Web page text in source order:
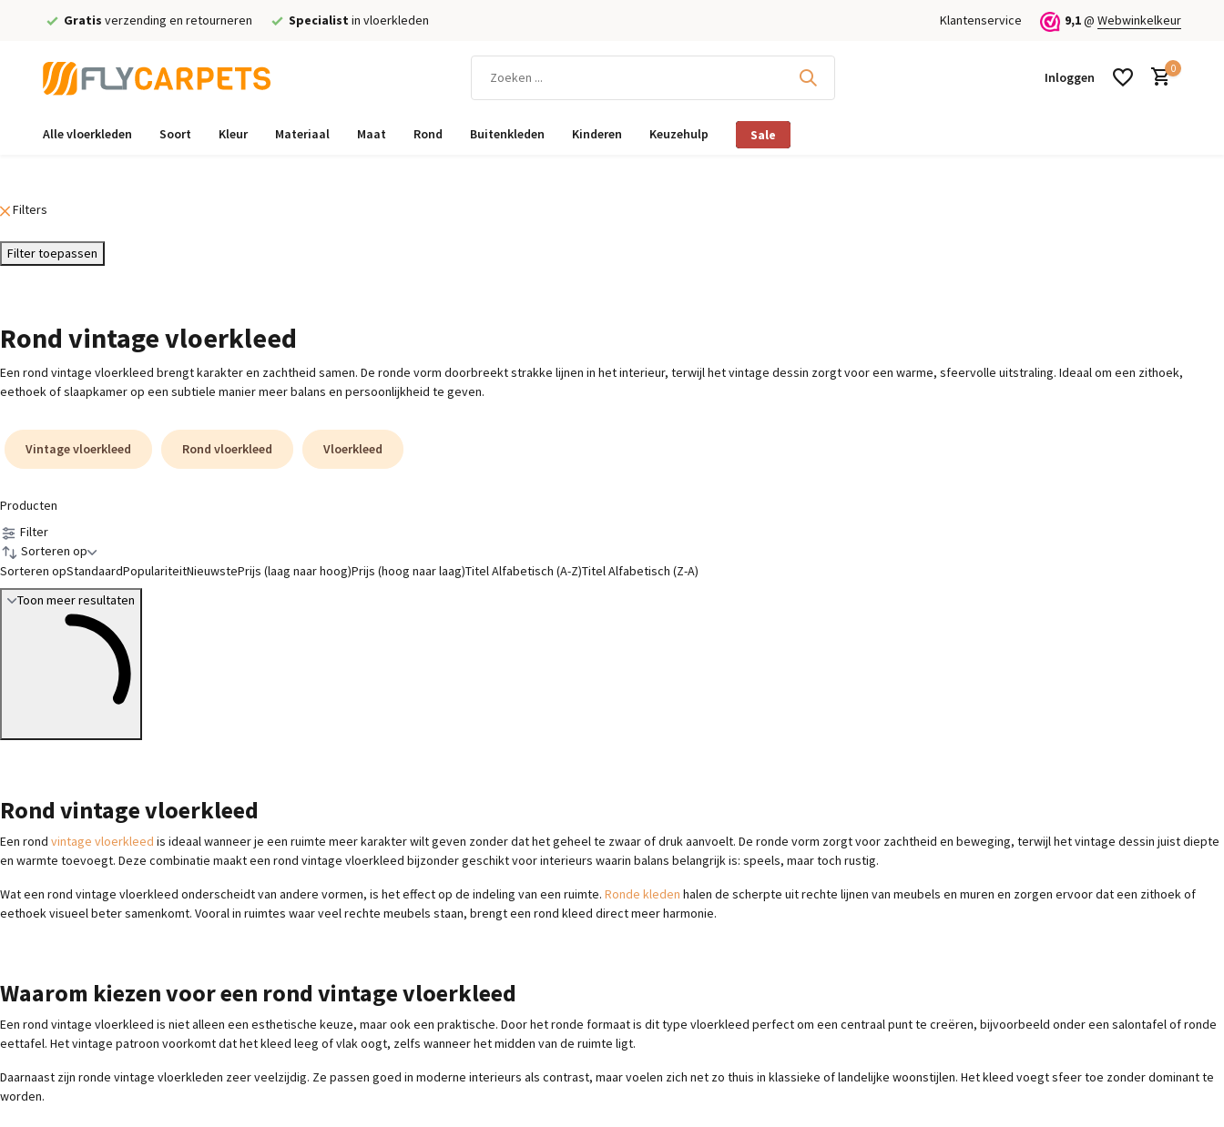
Gratis verzending en retourneren Specialist in vloerkleden Klantenservice 9,1@ Webwinkelkeur
Inloggen
0
Alle vloerkleden Soort Kleur Materiaal Maat Rond Buitenkleden Kinderen Keuzehulp Sale
Filters
Filter toepassen
Rond vintage vloerkleed
Een rond vintage vloerkleed brengt karakter en zachtheid samen. De ronde vorm doorbreekt strakke lijnen in het interieur, terwijl het vintage dessin zorgt voor een warme, sfeervolle uitstraling. Ideaal om een zithoek,
eethoek of slaapkamer op een subtiele manier meer balans en persoonlijkheid te geven.
Vintage vloerkleed Rond vloerkleed Vloerkleed
Producten
Filter
Sorteren op
Sorteren opStandaardPopulariteitNieuwstePrijs (laag naar hoog)Prijs (hoog naar laag)Titel Alfabetisch (A-Z)Titel Alfabetisch (Z-A)
Toon meer resultaten
Rond vintage vloerkleed
Een rond vintage vloerkleed is ideaal wanneer je een ruimte meer karakter wilt geven zonder dat het geheel te zwaar of druk aanvoelt. De ronde vorm zorgt voor zachtheid en beweging, terwijl het vintage dessin juist diepte
en warmte toevoegt. Deze combinatie maakt een rond vintage vloerkleed bijzonder geschikt voor interieurs waarin balans belangrijk is: speels, maar toch rustig.
Wat een rond vintage vloerkleed onderscheidt van andere vormen, is het effect op de indeling van een ruimte. Ronde kleden halen de scherpte uit rechte lijnen van meubels en muren en zorgen ervoor dat een zithoek of
eethoek visueel beter samenkomt. Vooral in ruimtes waar veel rechte meubels staan, brengt een rond kleed direct meer harmonie.
Waarom kiezen voor een rond vintage vloerkleed
Een rond vintage vloerkleed is niet alleen een esthetische keuze, maar ook een praktische. Door het ronde formaat is dit type vloerkleed perfect om een centraal punt te creëren, bijvoorbeeld onder een salontafel of ronde
eettafel. Het vintage patroon voorkomt dat het kleed leeg of vlak oogt, zelfs wanneer het midden van de ruimte ligt.
Daarnaast zijn ronde vintage vloerkleden zeer veelzijdig. Ze passen goed in moderne interieurs als contrast, maar voelen zich net zo thuis in klassieke of landelijke woonstijlen. Het kleed voegt sfeer toe zonder dominant te
worden.